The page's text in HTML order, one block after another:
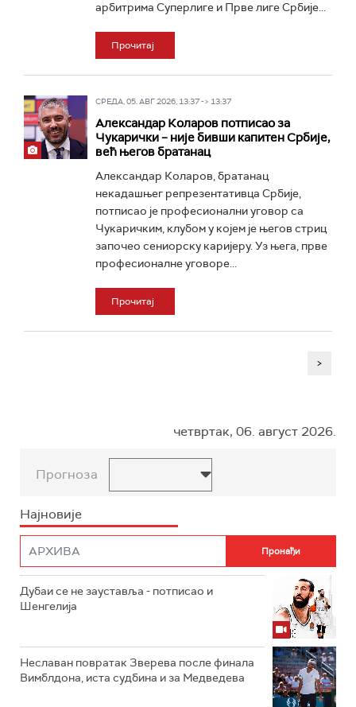
арбитрима Суперлиге и Прве лиге Србије...
Прочитај
СРЕДА, 05. АВГ 2026, 13:37 -> 13:37
Александар Коларов потписао за
Чукарички – није бивши капитен Србије,
већ његов братанац
Александар Коларов, братанац
некадашњег репрезентативца Србије,
потписао је професионални уговор са
Чукаричким, клубом у којем је његов стриц
започео сениорску каријеру. Уз њега, прве
професионалне уговоре...
Прочитај
>
четвртак, 06. август 2026.
Прогноза
Најновије
Дубаи се не зауставља - потписао и
Шенгелија
Неславан повратак Зверева после финала
Вимблдона, иста судбина и за Медведева